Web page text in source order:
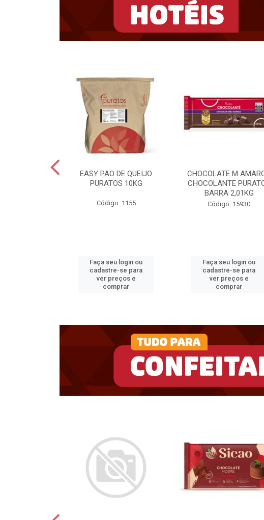
EASY PAO DE QUEIJO
PURATOS 10KG
Código: 1155
Faça seu login ou
cadastre-se para
ver preços e
comprar
CHOCOLATE M
CHOCOLANTE
BARRA 2,01KG
Código: 15930
Faça seu login ou
cadastre-se para
ver preços e
comprar